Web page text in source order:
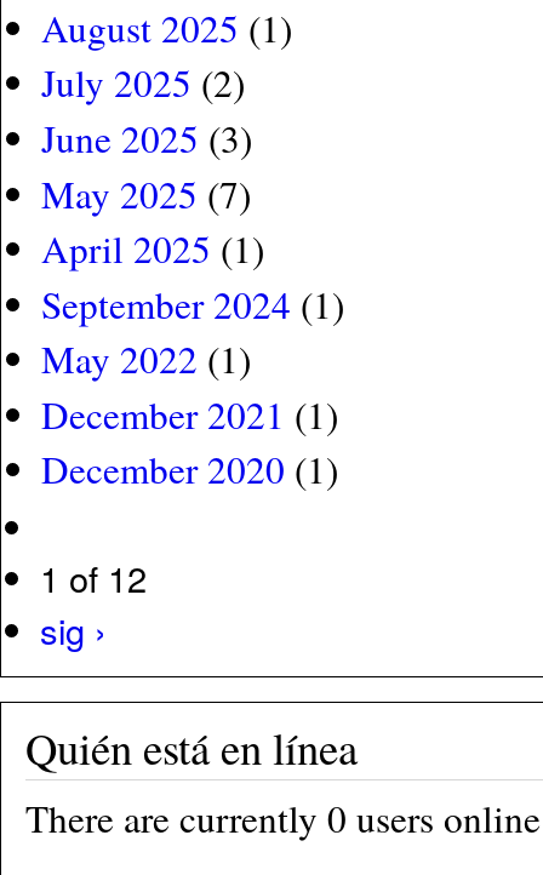
August 2025 (1)
July 2025 (2)
June 2025 (3)
May 2025 (7)
April 2025 (1)
September 2024 (1)
May 2022 (1)
December 2021 (1)
December 2020 (1)
1 of 12
sig ›
Quién está en línea
There are currently 0 users